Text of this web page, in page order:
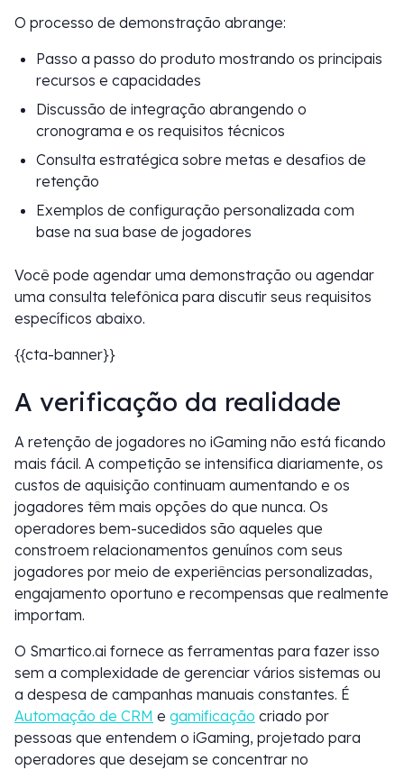
O processo de demonstração abrange:
Passo a passo do produto mostrando os principais
recursos e capacidades
Discussão de integração abrangendo o
cronograma e os requisitos técnicos
Consulta estratégica sobre metas e desafios de
retenção
Exemplos de configuração personalizada com
base na sua base de jogadores
Você pode agendar uma demonstração ou agendar
uma consulta telefônica para discutir seus requisitos
específicos abaixo.
{{cta-banner}}
A verificação da realidade
A retenção de jogadores no iGaming não está ficando
mais fácil. A competição se intensifica diariamente, os
custos de aquisição continuam aumentando e os
jogadores têm mais opções do que nunca. Os
operadores bem-sucedidos são aqueles que
constroem relacionamentos genuínos com seus
jogadores por meio de experiências personalizadas,
engajamento oportuno e recompensas que realmente
importam.
O Smartico.ai fornece as ferramentas para fazer isso
sem a complexidade de gerenciar vários sistemas ou
a despesa de campanhas manuais constantes. É
Automação de CRM e gamificação criado por
pessoas que entendem o iGaming, projetado para
operadores que desejam se concentrar no